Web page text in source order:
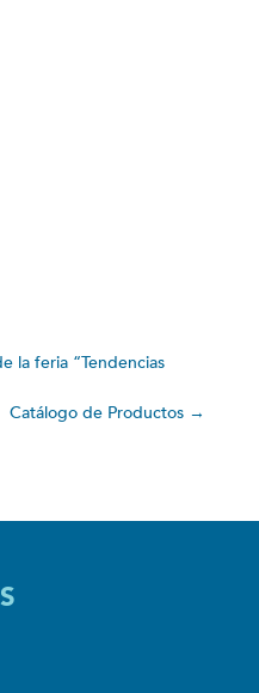
la feria “Tendencias
Catálogo de Productos →